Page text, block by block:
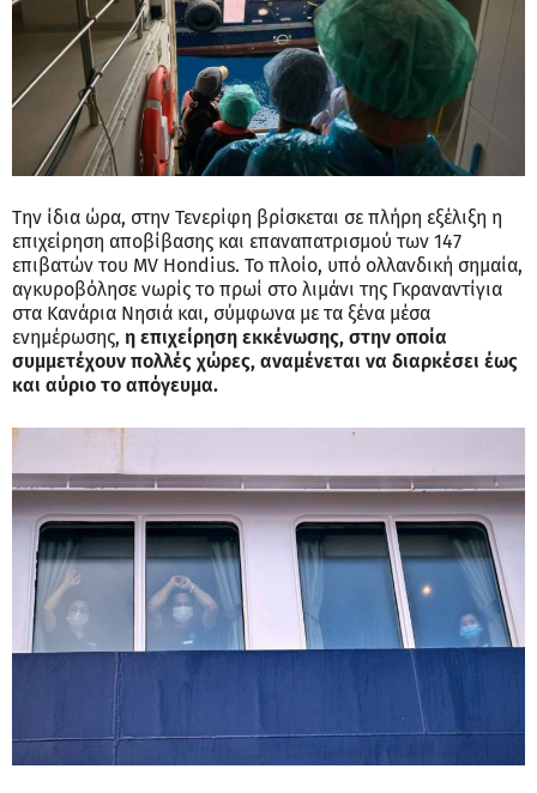
Την ίδια ώρα, στην Τενερίφη βρίσκεται σε πλήρη εξέλιξη η
επιχείρηση αποβίβασης και επαναπατρισμού των 147
επιβατών του MV Hondius. Το πλοίο, υπό ολλανδική σημαία,
αγκυροβόλησε νωρίς το πρωί στο λιμάνι της Γκραναντίγια
στα Κανάρια Νησιά και, σύμφωνα με τα ξένα μέσα
ενημέρωσης, η επιχείρηση εκκένωσης, στην οποία
συμμετέχουν πολλές χώρες, αναμένεται να διαρκέσει έως
και αύριο το απόγευμα.